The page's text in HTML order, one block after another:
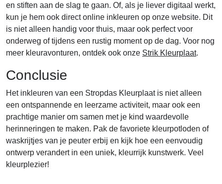
en stiften aan de slag te gaan. Of, als je liever digitaal werkt,
kun je hem ook direct online inkleuren op onze website. Dit
is niet alleen handig voor thuis, maar ook perfect voor
onderweg of tijdens een rustig moment op de dag. Voor nog
meer kleuravonturen, ontdek ook onze Strik Kleurplaat.
Conclusie
Het inkleuren van een Stropdas Kleurplaat is niet alleen
een ontspannende en leerzame activiteit, maar ook een
prachtige manier om samen met je kind waardevolle
herinneringen te maken. Pak de favoriete kleurpotloden of
waskrijtjes van je peuter erbij en kijk hoe een eenvoudig
ontwerp verandert in een uniek, kleurrijk kunstwerk. Veel
kleurplezier!